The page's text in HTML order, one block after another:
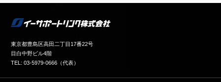
東京都豊島区高田二丁目17番22号
目白中野ビル4階
TEL: 03-5979-0666（代表）